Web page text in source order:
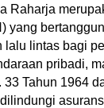
Raharja
yang
lalu lintas bagi
pribadi,
Tahun 1964